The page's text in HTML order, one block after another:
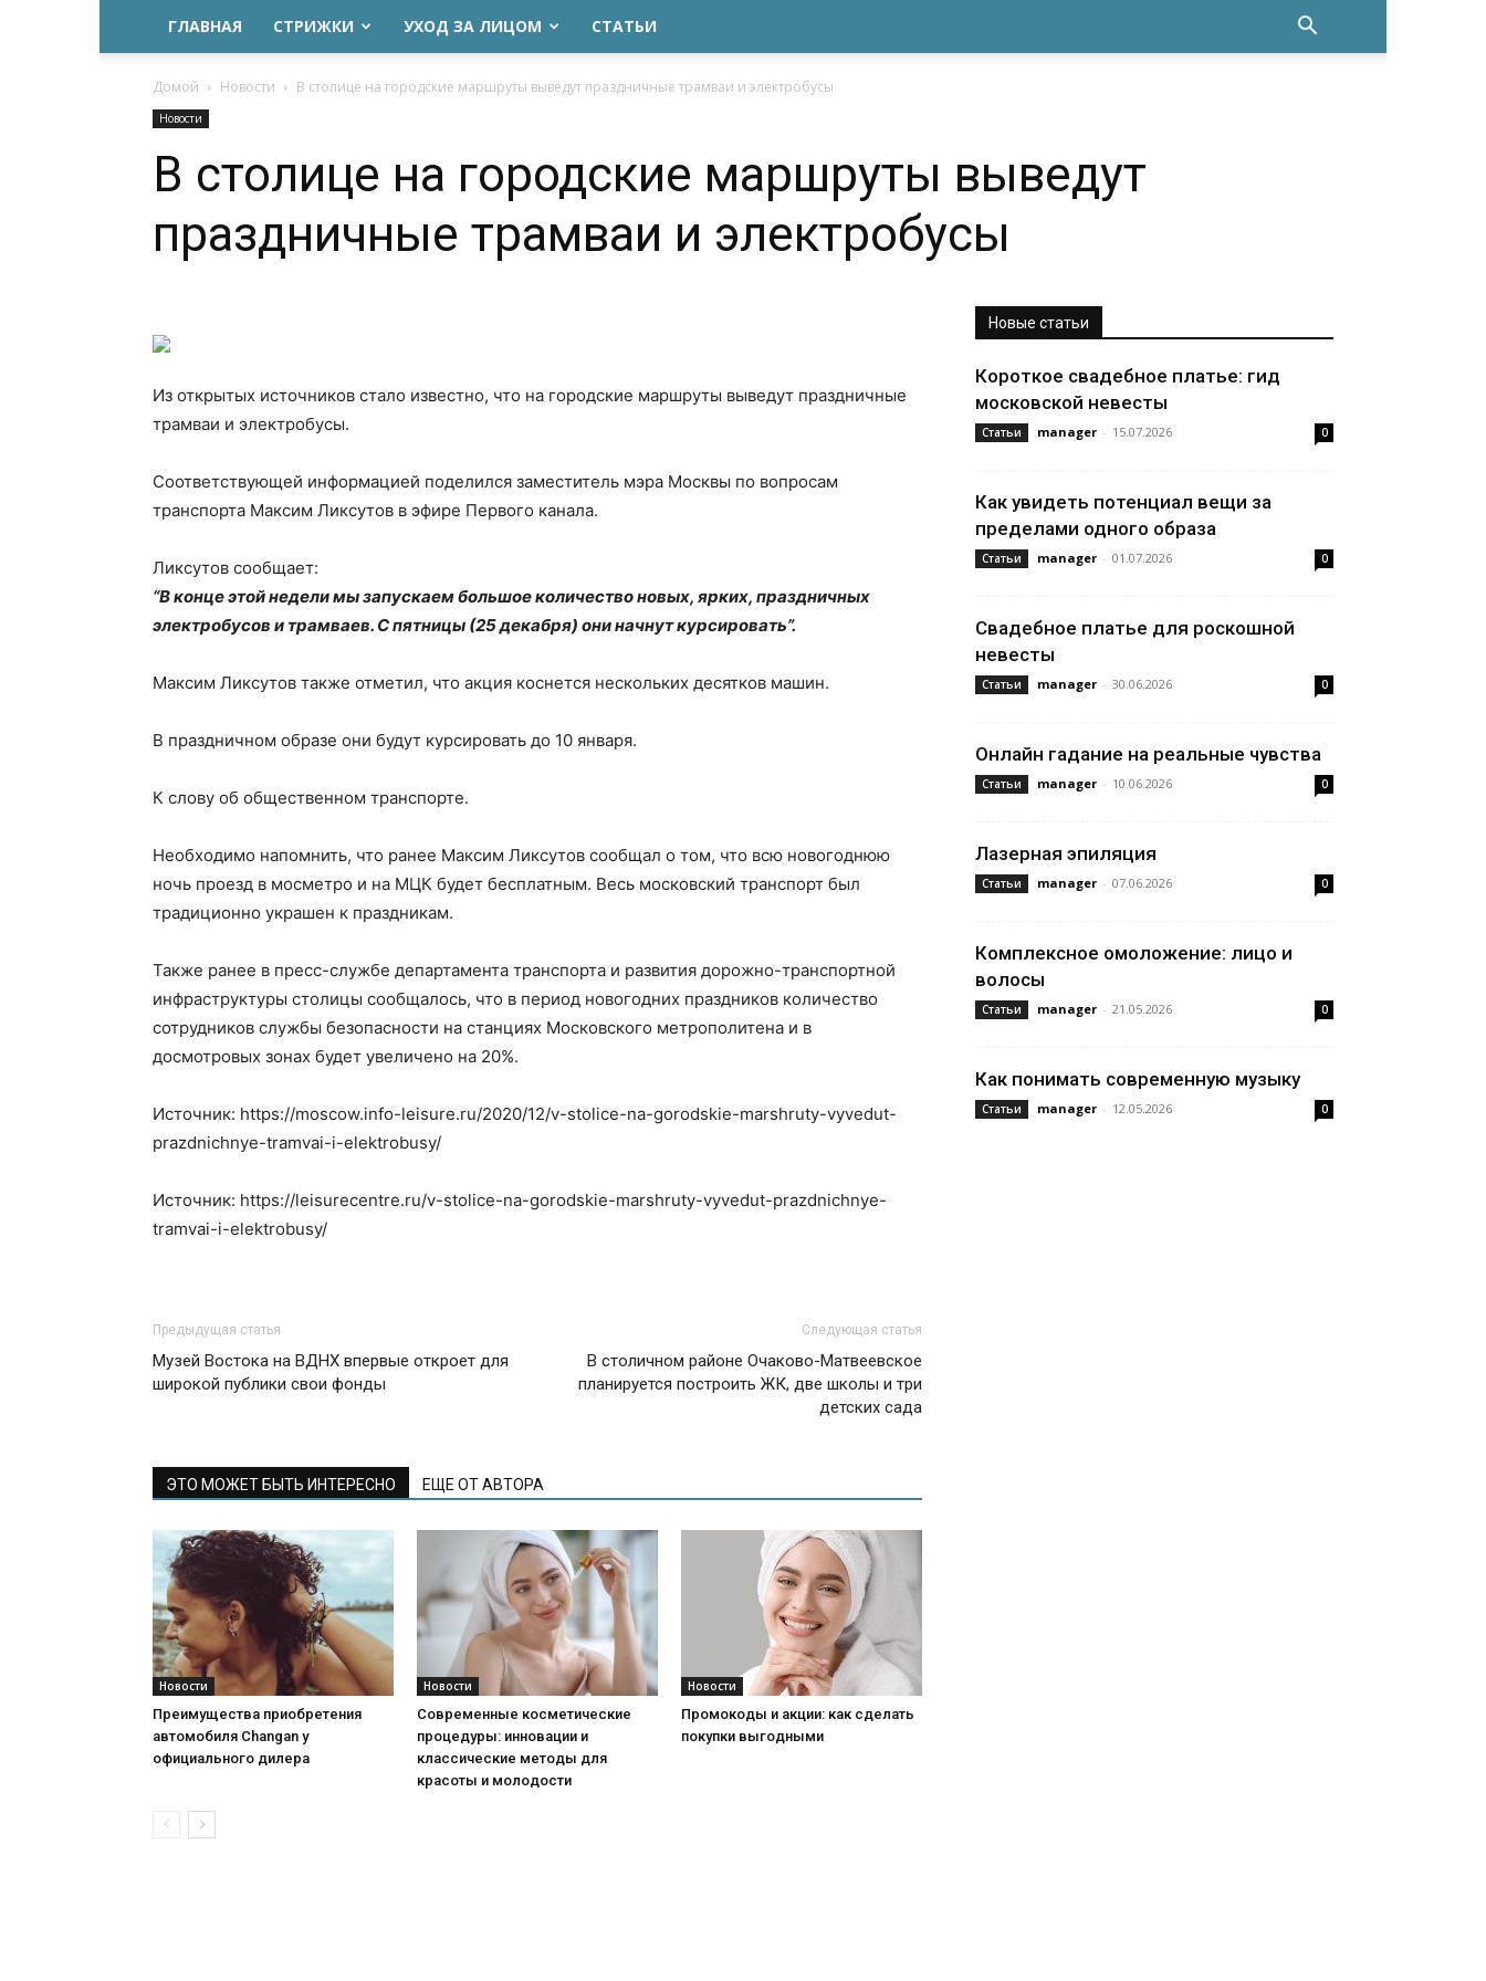
ГЛАВНАЯ СТРИЖКИ УХОД ЗА ЛИЦОМ СТАТЬИ
Домой Новости В столице на городские маршруты выведут праздничные трамваи и электробусы
Новости
В столице на городские маршруты выведут
праздничные трамваи и электробусы
Из открытых источников стало известно, что на городские маршруты выведут праздничные
трамваи и электробусы.
Соответствующей информацией поделился заместитель мэра Москвы по вопросам
транспорта Максим Ликсутов в эфире Первого канала.
Ликсутов сообщает:
“В конце этой недели мы запускаем большое количество новых, ярких, праздничных
электробусов и трамваев. С пятницы (25 декабря) они начнут курсировать”.
Максим Ликсутов также отметил, что акция коснется нескольких десятков машин.
В праздничном образе они будут курсировать до 10 января.
К слову об общественном транспорте.
Необходимо напомнить, что ранее Максим Ликсутов сообщал о том, что всю новогоднюю
ночь проезд в мосметро и на МЦК будет бесплатным. Весь московский транспорт был
традиционно украшен к праздникам.
Также ранее в пресс-службе департамента транспорта и развития дорожно-транспортной
инфраструктуры столицы сообщалось, что в период новогодних праздников количество
сотрудников службы безопасности на станциях Московского метрополитена и в
досмотровых зонах будет увеличено на 20%.
Источник: https://moscow.info-leisure.ru/2020/12/v-stolice-na-gorodskie-marshruty-vyvedut-
prazdnichnye-tramvai-i-elektrobusy/
Источник: https://leisurecentre.ru/v-stolice-na-gorodskie-marshruty-vyvedut-prazdnichnye-
tramvai-i-elektrobusy/
Предыдущая статья
Музей Востока на ВДНХ впервые откроет для
широкой публики свои фонды
Следующая статья
В столичном районе Очаково-Матвеевское
планируется построить ЖК, две школы и три
детских сада
ЭТО МОЖЕТ БЫТЬ ИНТЕРЕСНО ЕЩЕ ОТ АВТОРА
Новости
Преимущества приобретения
автомобиля Changan у
официального дилера
Новости
Современные косметические
процедуры: инновации и
классические методы для
красоты и молодости
Новости
Промокоды и акции: как сделать
покупки выгодными
Новые статьи
Короткое свадебное платье: гид
московской невесты
Статьи manager - 15.07.2026 0
Как увидеть потенциал вещи за
пределами одного образа
Статьи manager - 01.07.2026 0
Свадебное платье для роскошной
невесты
Статьи manager - 30.06.2026 0
Онлайн гадание на реальные чувства
Статьи manager - 10.06.2026 0
Лазерная эпиляция
Статьи manager - 07.06.2026 0
Комплексное омоложение: лицо и
волосы
Статьи manager - 21.05.2026 0
Как понимать современную музыку
Статьи manager - 12.05.2026 0